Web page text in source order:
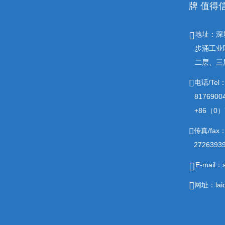
牌 值得
地址：深
步涌工业
二层、
电话/Tel
+86（0
传真/fax
E-mail：
网址：